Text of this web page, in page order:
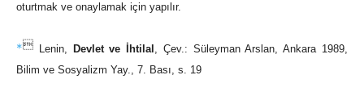
oturtmak ve onaylamak için yapılır.
* Lenin, Devlet ve İhtilal , Çev.: Süleyman Arslan, Ankara 1989,
Bilim ve Sosyalizm Yay., 7. Bası, s. 19